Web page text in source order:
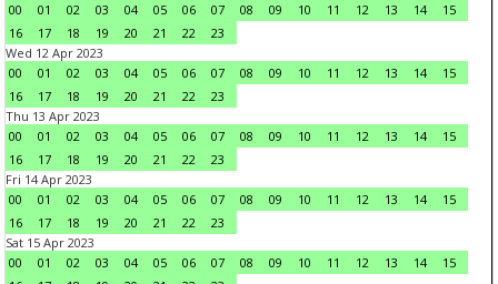
00
01 02 03 04 05 06 07 08 09 10 11 12 13 14
15
16
17 18 19 20 21 22
23
Wed 12 Apr 2023
00
01 02 03 04 05 06 07 08 09 10 11 12 13 14
15
16
17 18 19 20 21 22
23
Thu 13 Apr 2023
00
01 02 03 04 05 06 07 08 09 10 11 12 13 14
15
16
17 18 19 20 21 22
23
Fri 14 Apr 2023
00
01 02 03 04 05 06 07 08 09 10 11 12 13 14
15
16
17 18 19 20 21 22
23
Sat 15 Apr 2023
00
01 02 03 04 05 06 07 08 09 10 11 12 13 14
15